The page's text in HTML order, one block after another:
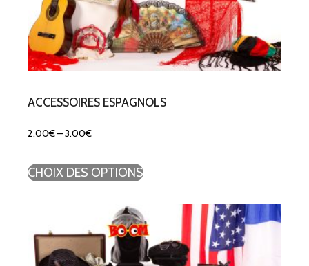
ACCESSOIRES ESPAGNOLS
2.00€–3.00€
CHOIX DES OPTIONS